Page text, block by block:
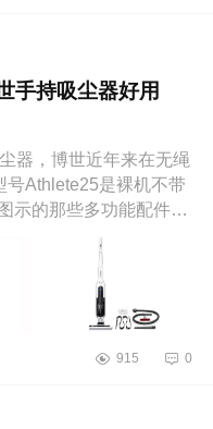
手持吸尘器好用
器，博世近年来在无绳
号Athlete25是裸机不带
示的那些多功能配件。
915 0